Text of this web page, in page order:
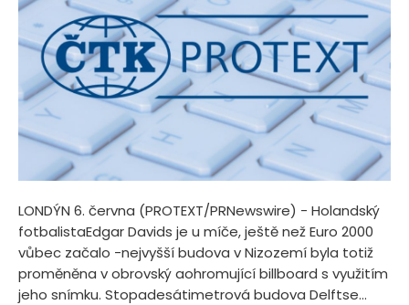
LONDÝN 6. června (PROTEXT/PRNewswire) - Holandský
fotbalistaEdgar Davids je u míče, ještě než Euro 2000
vůbec začalo -nejvyšší budova v Nizozemí byla totiž
proměněna v obrovský aohromující billboard s využitím
jeho snímku. Stopadesátimetrová budova Delftse...